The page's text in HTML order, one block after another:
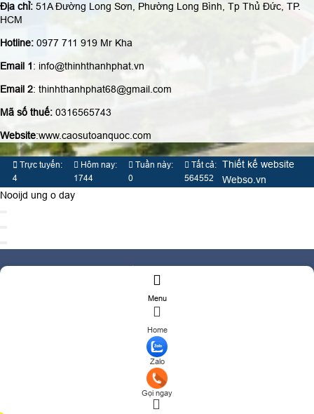
Địa chỉ: 51A Đường Long Sơn, Phường Long Bình, Tp Thủ Đức, TP.
HCM
Hotline: 0977 711 919 Mr Kha
Email 1: info@thinhthanhphat.vn
Email 2: thinhthanhphat68@gmail.com
Mã số thuế: 0316565743
Website:www.caosutoanquoc.com
Trực tuyến:
4
Hôm nay:
1744
Tuần này:
0
Tất cả:
564552
Thiết kế website
Webso.vn
Menu
Home
Zalo
Gọi ngay
Nooijd ung o day
TƯ VẤN BÁO GIÁ